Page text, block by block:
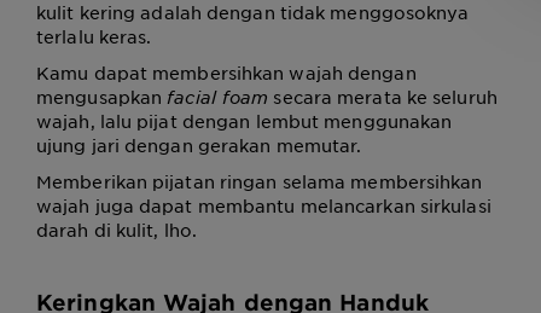
kulit kering adalah dengan tidak menggosoknya
terlalu keras.
Kamu dapat membersihkan wajah dengan
mengusapkan facial foam secara merata ke seluruh
wajah, lalu pijat dengan lembut menggunakan
ujung jari dengan gerakan memutar.
Memberikan pijatan ringan selama membersihkan
wajah juga dapat membantu melancarkan sirkulasi
darah di kulit, lho.
Keringkan Wajah dengan Handuk